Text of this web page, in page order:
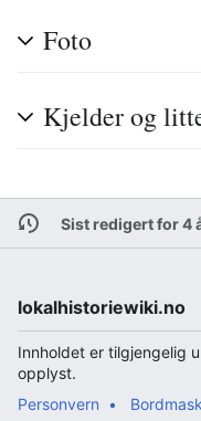
Foto
Kjelder og
Sist redigert for 4
lokalhistoriewiki.no
Innholdet er tilgjengelig
opplyst.
Personvern